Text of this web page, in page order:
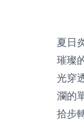
夏日
璀璨
光穿
瀾的
拾步